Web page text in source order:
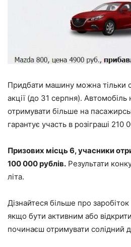
Придбати машину можна тільки
акції (до 31 серпня). Автомобіль
отримувати більше на
гарантує участь в розіграші 210
Призових місць 6, учасники
100 000 рублів. Результати
літа.
Дізнайтеся більше про
якщо бути активним або
починаєш отримувати солідний